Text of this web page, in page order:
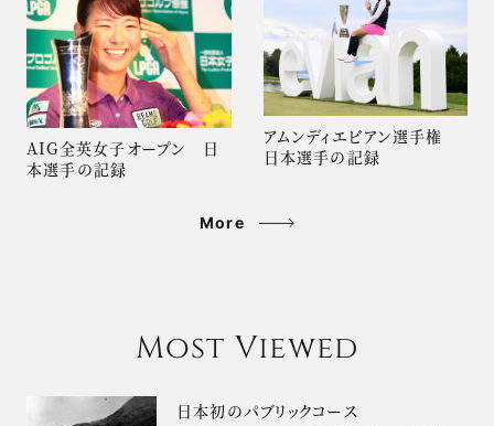
AIG全英女子オープン 日
本選手の記録
アムンディエビアン選手権
日本選手の記録
More
Most Viewed
日本初のパブリックコース